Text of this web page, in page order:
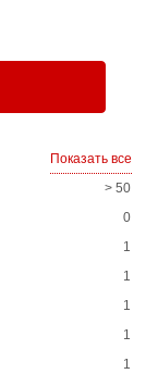
Показать все
> 50
0
1
1
1
1
1